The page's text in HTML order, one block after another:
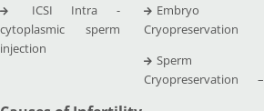
ICSI Intra -
cytoplasmic sperm
injection
Embryo
Cryopreservation
Sperm
Cryopreservation –